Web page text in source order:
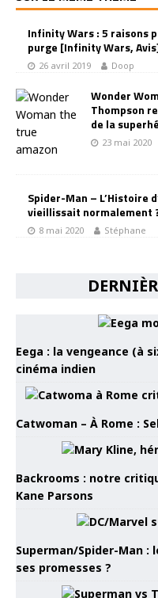
Infinity Wars : 5 raisons
purge [Infinity Wars,
26 avril 2019 Doop
Wonder
Thompson
de la
23 mai 2020
Spider-Man – L’Histoire
vieillissait normalement
8 mai 2020 Stéphane
Eega : la vengeance (à
cinéma indien
Catwoman – À Rome :
Backrooms : notre
Kane Parsons
Superman/Spider-Man
ses promesses ?